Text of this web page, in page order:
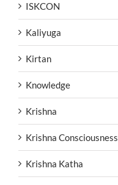
ISKCON
Kaliyuga
Kirtan
Knowledge
Krishna
Krishna Consciousness
Krishna Katha